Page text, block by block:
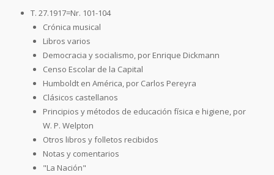
T. 27.1917=Nr. 101-104
Crónica musical
Libros varios
Democracia y socialismo, por Enrique Dickmann
Censo Escolar de la Capital
Humboldt en América, por Carlos Pereyra
Clásicos castellanos
Principios y métodos de educación física e higiene, por
W. P. Welpton
Otros libros y folletos recibidos
Notas y comentarios
"La Nación"